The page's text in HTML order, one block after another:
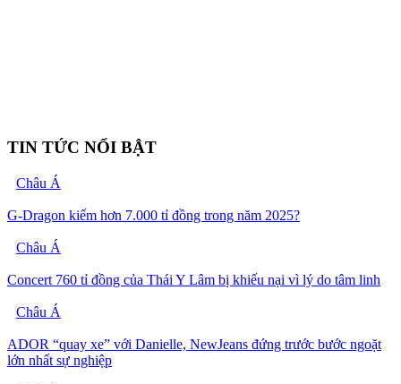
TIN TỨC NỔI BẬT
Châu Á
G-Dragon kiếm hơn 7.000 tỉ đồng trong năm 2025?
Châu Á
Concert 760 tỉ đồng của Thái Y Lâm bị khiếu nại vì lý do tâm linh
Châu Á
ADOR “quay xe” với Danielle, NewJeans đứng trước bước ngoặt
lớn nhất sự nghiệp